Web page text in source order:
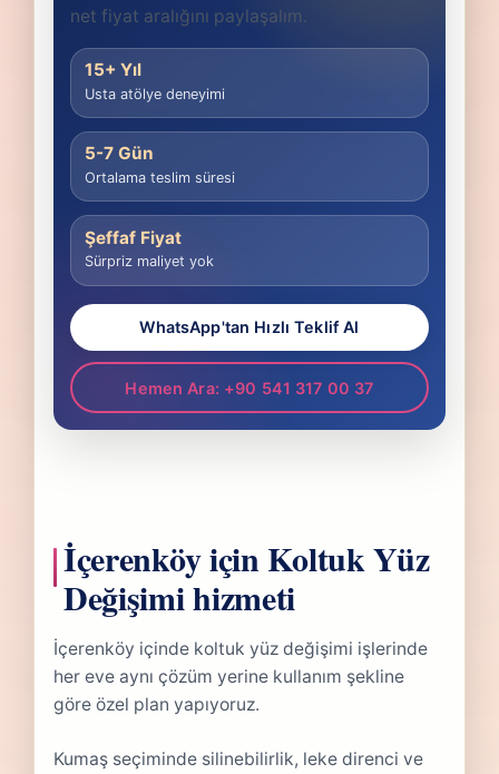
net fiyat aralığını paylaşalım.
15+ Yıl
Usta atölye deneyimi
5-7 Gün
Ortalama teslim süresi
Şeffaf Fiyat
Sürpriz maliyet yok
WhatsApp'tan Hızlı Teklif Al
Hemen Ara: +90 541 317 00 37
İçerenköy için Koltuk Yüz
Değişimi hizmeti
İçerenköy içinde koltuk yüz değişimi işlerinde
her eve aynı çözüm yerine kullanım şekline
göre özel plan yapıyoruz.
Kumaş seçiminde silinebilirlik, leke direnci ve